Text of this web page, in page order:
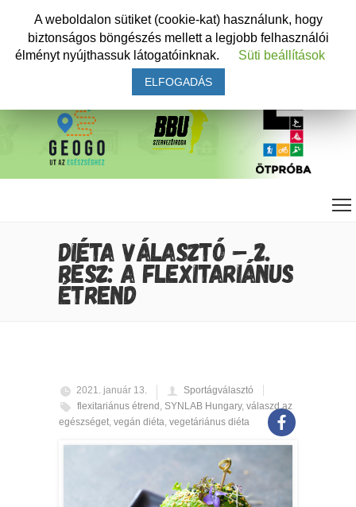
DIÉTA VÁLASZTÓ – 2.
RÉSZ: A FLEXITARIÁNUS
ÉTREND
2021. január 13.
Sportágválasztó
flexitariánus étrend, SYNLAB Hungary, válaszd az
egészséget, vegán diéta, vegetáriánus diéta
A weboldalon sütiket (cookie-kat) használunk, hogy
biztonságos böngészés mellett a legjobb felhasználói
élményt nyújthassuk látogatóinknak.
Süti beállítások
ELFOGADÁS